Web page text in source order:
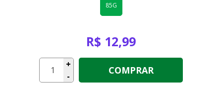
85G
R$ 12,99
+
-
COMPRAR